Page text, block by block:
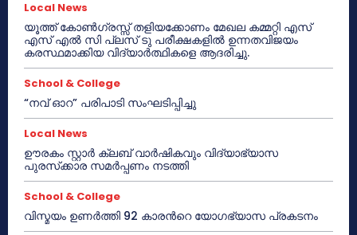
Local News
യൂത്ത് കോൺഗ്രസ്സ് തളിയക്കോണം മേഖല കമ്മറ്റി എസ്
എസ് എൽ സി പ്ലസ് ടു പരീക്ഷകളിൽ ഉന്നതവിജയം
കരസ്ഥമാക്കിയ വിദ്യാർത്ഥികളെ ആദരിച്ചു.
School & College
“നവ് ഓറ” പരിപാടി സംഘടിപ്പിച്ചു
Local News
ഊരകം സ്റ്റാർ ക്ലബ് വാർഷികവും വിദ്യാഭ്യാസ
പുരസ്‌ക്കാര സമർപ്പണം നടത്തി
School & College
വിസ്മയം ഉണർത്തി 92 കാരൻറെ യോഗഭ്യാസ പ്രകടനം